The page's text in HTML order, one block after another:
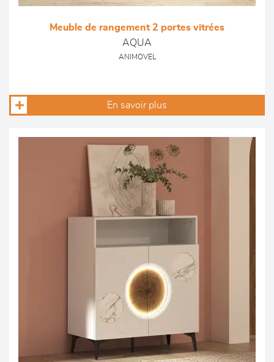
Meuble de rangement 2 portes vitrées
AQUA
ANIMOVEL
En savoir plus